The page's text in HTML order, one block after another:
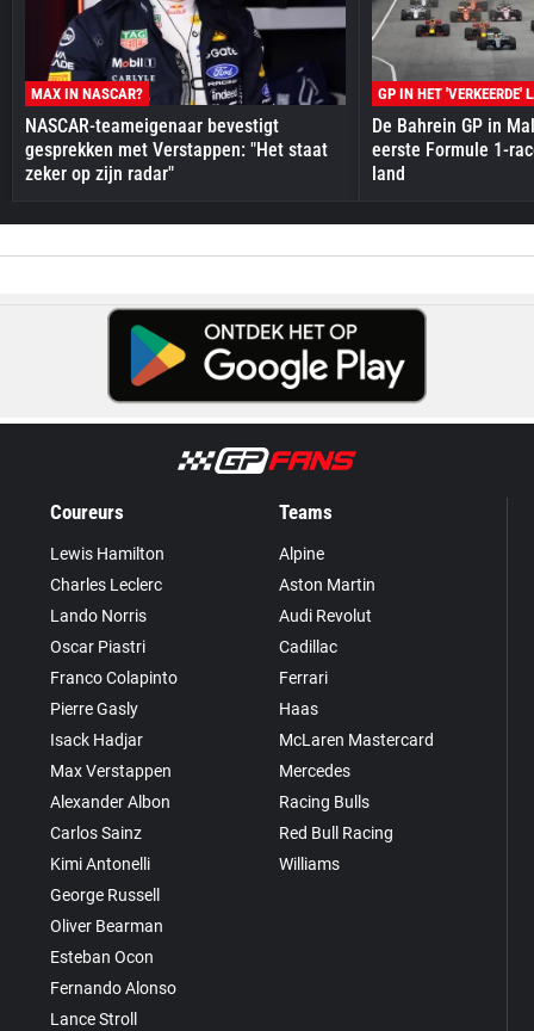
MAX IN NASCAR?
NASCAR-teameigenaar bevestigt
gesprekken met Verstappen: "Het staat
zeker op zijn radar"
GP IN HET 'VERKEERDE'
De Bahrein GP in
eerste Formule 1-
land
Coureurs
Lewis Hamilton
Charles Leclerc
Lando Norris
Oscar Piastri
Franco Colapinto
Pierre Gasly
Isack Hadjar
Max Verstappen
Alexander Albon
Carlos Sainz
Kimi Antonelli
George Russell
Oliver Bearman
Esteban Ocon
Fernando Alonso
Lance Stroll
Teams
Alpine
Aston Martin
Audi Revolut
Cadillac
Ferrari
Haas
McLaren Mastercard
Mercedes
Racing Bulls
Red Bull Racing
Williams